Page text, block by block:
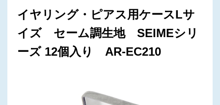
イヤリング・ピアス用ケースLサ
イズ セーム調生地 SEIMEシリ
ーズ 12個入り AR-EC210